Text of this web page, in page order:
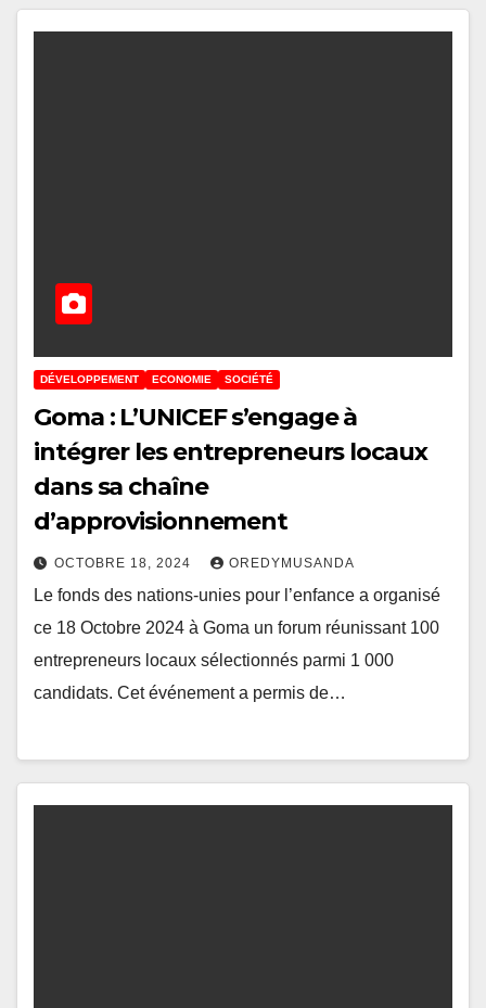
DÉVELOPPEMENT ECONOMIE SOCIÉTÉ
Goma : L’UNICEF s’engage à
intégrer les entrepreneurs locaux
dans sa chaîne
d’approvisionnement
OCTOBRE 18, 2024 OREDYMUSANDA
Le fonds des nations-unies pour l’enfance a organisé
ce 18 Octobre 2024 à Goma un forum réunissant 100
entrepreneurs locaux sélectionnés parmi 1 000
candidats. Cet événement a permis de…